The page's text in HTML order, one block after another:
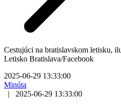
Cestujúci na bratislavskom letisku,
Letisko Bratislava/Facebook
2025-06-29 13:33:00
Minúta
|
2025-06-29 13:33:00